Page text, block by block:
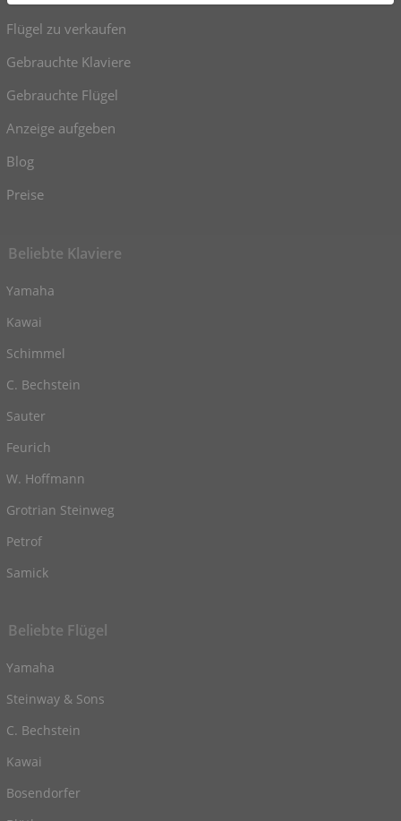
Flügel zu verkaufen
Gebrauchte Klaviere
Gebrauchte Flügel
Anzeige aufgeben
Blog
Preise
Beliebte Klaviere
Yamaha
Kawai
Schimmel
C. Bechstein
Sauter
Feurich
W. Hoffmann
Grotrian Steinweg
Petrof
Samick
Beliebte Flügel
Yamaha
Steinway & Sons
C. Bechstein
Kawai
Bosendorfer